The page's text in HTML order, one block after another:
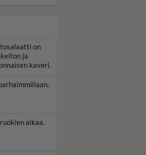
on
ja
kaveri.
aikaa.